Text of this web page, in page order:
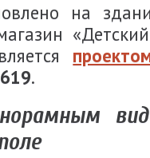
на
.